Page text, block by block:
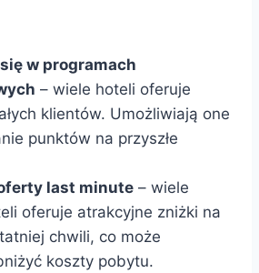
w programach
– wiele hoteli oferuje
klientów. Umożliwiają one
punktów na przyszłe
last minute – wiele
oferuje atrakcyjne zniżki na
chwili, co może
koszty pobytu.